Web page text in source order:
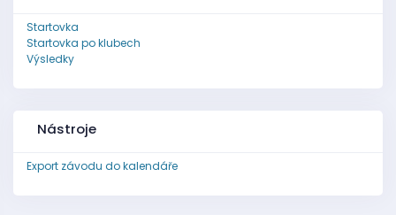
Startovka
Startovka po klubech
Výsledky
Nástroje
Export závodu do kalendáře